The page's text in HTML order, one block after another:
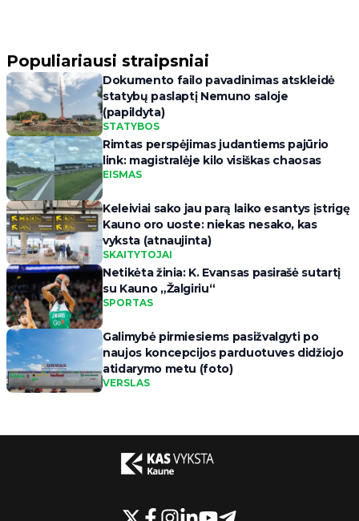
Populiariausi straipsniai
Dokumento failo pavadinimas atskleidė
statybų paslaptį Nemuno saloje
(papildyta)
STATYBOS
Rimtas perspėjimas judantiems pajūrio
link: magistralėje kilo visiškas chaosas
EISMAS
Keleiviai sako jau parą laiko esantys įstrigę
Kauno oro uoste: niekas nesako, kas
vyksta (atnaujinta)
SKAITYTOJAI
Netikėta žinia: K. Evansas pasirašė sutartį
su Kauno „Žalgiriu“
SPORTAS
Galimybė pirmiesiems pasižvalgyti po
naujos koncepcijos parduotuves didžiojo
atidarymo metu (foto)
VERSLAS